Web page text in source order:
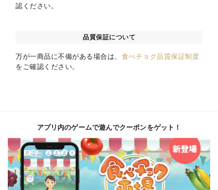
認ください。
品質保証について
万が一商品に不備がある場合は、 食べチョク品質保証制度
をご確認ください。
アプリ内のゲームで遊んでクーポンをゲット！